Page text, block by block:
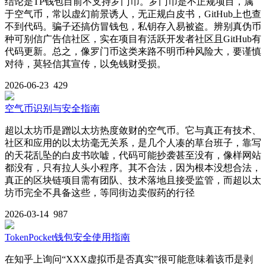
于空气币，常以虚幻前景诱人，无正规白皮书，GitHub上也查
不到代码。骗子还搞仿冒钱包，私钥存入易被盗。辨别真伪币
种可别信广告信社区，实在项目有活跃开发者社区且GitHub有
代码更新。总之，像罗门币这类来路不明币种风险大，要谨慎
对待，莫轻信其宣传，以免钱财受损。
2026-06-23 429
空气币识别与安全指南
超以太坊币是蹭以太坊热度敛财的空气币。它与真正有技术、
社区和应用的以太坊毫无关系，是几个人凑的草台班子，靠写
的天花乱坠的白皮书吹嘘，代码可能抄袭甚至没有，像样网站
都没有，只有拉人头小程序。其不合法，因为根本没想合法，
真正的区块链项目需有团队、技术落地且接受监管，而超以太
坊币完全不具备这些，等同街边卖假药的行径
2026-03-14 987
TokenPocket钱包安全使用指南
在知乎上询问“XXX虚拟币是否真实”很可能意味着该币是剥